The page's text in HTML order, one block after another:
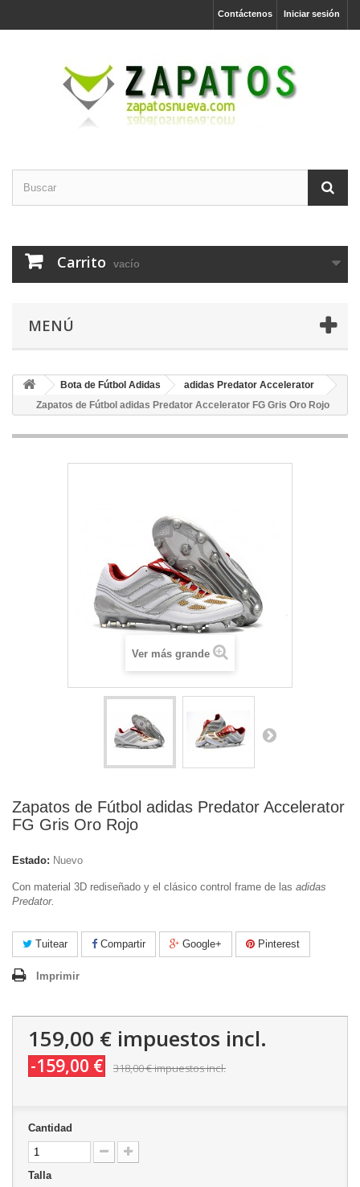
Iniciar sesión
Contáctenos
Carrito vacío
MENÚ
Bota de Fútbol Adidas
adidas Predator Accelerator
Zapatos de Fútbol adidas Predator Accelerator FG Gris Oro Rojo
Ver más grande
Zapatos de Fútbol adidas Predator Accelerator
FG Gris Oro Rojo
Estado: Nuevo
Con material 3D rediseñado y el clásico control frame de las adidas
Predator.
Tuitear Compartir Google+ Pinterest
Imprimir
159,00 € impuestos incl.
-159,00 € 318,00 €impuestos incl.
Cantidad
Talla